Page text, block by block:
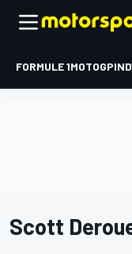
FORMULE 1MOTOGP
Scott